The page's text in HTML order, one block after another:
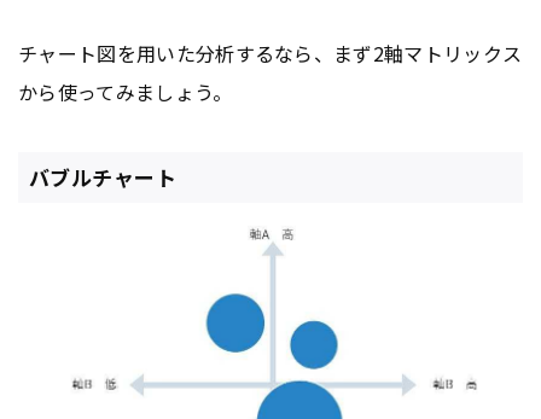
チャート図を用いた分析するなら、まず2軸マトリックス
から使ってみましょう。
バブルチャート